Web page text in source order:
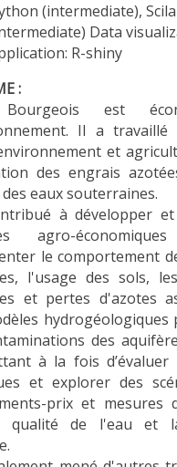
(intermediate),
Data
R-shiny
:
est
Il a
et
des engrais
eaux souterraines.
à développer et
agro-
le comportement
l'usage des sols,
et pertes d'azotes
des
à la fois d’évaluer
et explorer des
prix et mesures
qualité de l'eau et